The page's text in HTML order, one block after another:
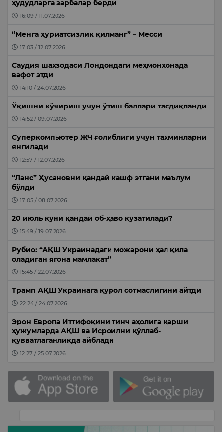
ҳудудларга зарбалар берди
16:09 / 11.07.2026
“Менга ҳурматсизлик қилманг” – Месси
17:03 / 12.07.2026
Саудия шаҳзодаси Лондондаги меҳмонхонада
вафот этди
14:10 / 24.07.2026
Ўқишни кўчириш учун ўтиш баллари тасдиқланди
14:52 / 09.07.2026
Суперкомпьютер ЖЧ ғолиблиги учун тахминларни
янгилади
12:57 / 12.07.2026
“Ланс” Ҳусановни қандай кашф этгани маълум
бўлди
17:05 / 08.07.2026
20 июль куни қандай об-ҳаво кузатилади?
15:49 / 19.07.2026
Рубио: “АҚШ Украинадаги можарони ҳал қила
оладиган ягона мамлакат”
15:45 / 22.07.2026
Трамп АҚШ Украинага қурол сотмаслигини айтди
22:24 / 24.07.2026
Эрон Европа Иттифоқини тинч аҳолига қарши
ҳужумларда АҚШ ва Исроилни қўллаб-
қувватлаганликда айблади
12:27 / 25.07.2026